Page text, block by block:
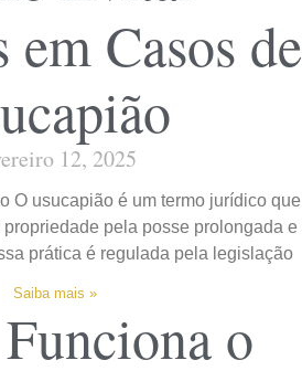
Casos de
12, 2025
O usucapião é um termo jurídico que
pela posse prolongada e
prática é regulada pela legislação
Saiba mais »
o